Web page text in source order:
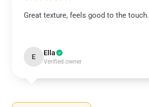
Great texture, feels good to the touch.
E Ella
Verified owner